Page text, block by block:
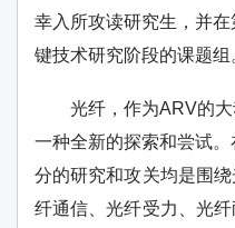
幸入所攻读研究生，并
键技术研究阶段的课题组
光纤，作为ARV的
一种全新的探索和尝试
分的研究和攻关均是围
纤通信、光纤受力、光